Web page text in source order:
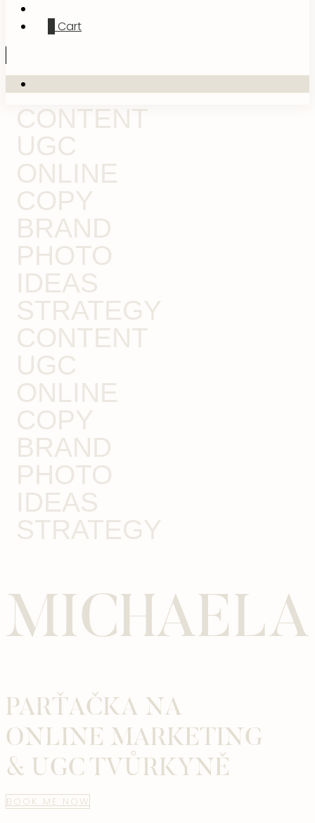
Cart
CONTENT
UGC
ONLINE
COPY
BRAND
PHOTO
IDEAS
STRATEGY
CONTENT
UGC
ONLINE
COPY
BRAND
PHOTO
IDEAS
STRATEGY
MICHAELA
PARŤAČKA NA
ONLINE MARKETING
& UGC TVŮRKYNĚ
BOOK ME NOW